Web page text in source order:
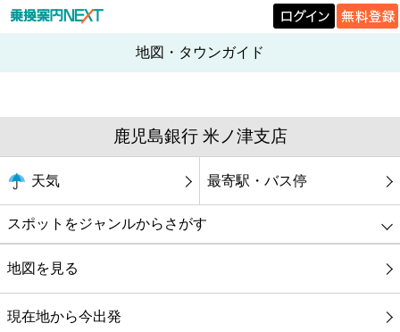
地図・タウンガイド
鹿児島銀行 米ノ津支店
天気 最寄駅・バス停
スポットをジャンルからさがす
グルメ
映画
地図を見る
現在地から今出発